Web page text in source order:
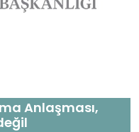
Anlaşması,